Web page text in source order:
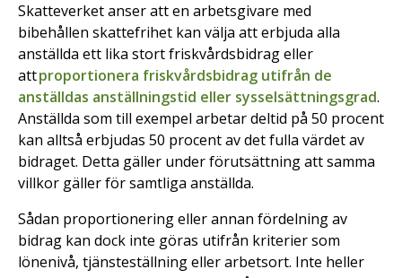
Skatteverket anser att en arbetsgivare med
bibehållen skattefrihet kan välja att erbjuda alla
anställda ett lika stort friskvårdsbidrag eller
attproportionera friskvårdsbidrag utifrån de
anställdas anställningstid eller sysselsättningsgrad.
Anställda som till exempel arbetar deltid på 50 procent
kan alltså erbjudas 50 procent av det fulla värdet av
bidraget. Detta gäller under förutsättning att samma
villkor gäller för samtliga anställda.
Sådan proportionering eller annan fördelning av
bidrag kan dock inte göras utifrån kriterier som
lönenivå, tjänsteställning eller arbetsort. Inte heller